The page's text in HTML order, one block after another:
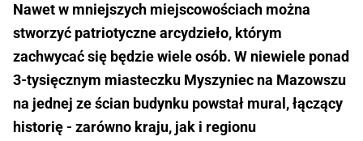
Nawet w mniejszych miejscowościach można
stworzyć patriotyczne arcydzieło, którym
zachwycać się będzie wiele osób. W niewiele ponad
3-tysięcznym miasteczku Myszyniec na Mazowszu
na jednej ze ścian budynku powstał mural, łączący
historię - zarówno kraju, jak i regionu